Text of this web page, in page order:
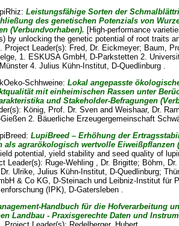
Leistungsfähige Sorten der
des genetischen Potenzials von
(Verbundvorhaben). [High-performance
by unlocking the genetic potential of root traits
Project Leader(s): Fred, Dr. Eickmeyer; Baum,
, 1. ESKUSA GmbH, D-Parkstetten 2.
4. Julius Kühn-Institut, D-Quedlinburg .
Schhweine:Lokal angepasste
mit einheimischen Rassen unter
und Stakeholder-Befragungen
König, Prof. Dr. Sven andWeishaar, Dr.
2. Bäuerliche Erzeugergemeinschaft
LupiBreed – Erhöhung der
als agrarökologisch wertvolle Eiweißpflanzen
potential, yield stability and seed quality of
Leader(s): Ruge-Wehling , Dr. Brigitte; Böhm,
Ulrike, Julius Kühn-Institut, D-Quedlinburg;
& Co KG, D-Steinach und Leibniz-Institut für
(IPK), D-Gatersleben .
Handbuch für die Hofverarbeitung
Landbau - Praxisgerechte Daten und